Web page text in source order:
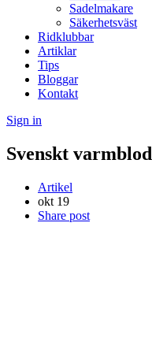
Sadelmakare
Säkerhetsväst
Ridklubbar
Artiklar
Tips
Bloggar
Kontakt
Sign in
Svenskt varmblod
Artikel
okt 19
Share post